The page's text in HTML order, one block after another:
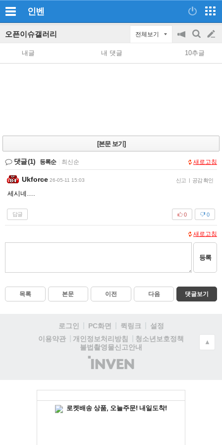
인벤
오픈이슈갤러리 전체보기
공
지
on/off
검
색
글
쓰
내글 내 댓글 10추글
[본문 보기]
댓글(1) 등록순 최신순 새로고침
Ukforce 26-05-11 15:03 신고 | 공감 확인
세시네….
답글 0
0
새로고침
등록
목록 본문 이전 다음 댓글보기
로그인 PC화면 퀵링크
설정
이용약관
개인정보처리방침
청소년보호정책
불법촬영물신고안내
(주)
인
▲